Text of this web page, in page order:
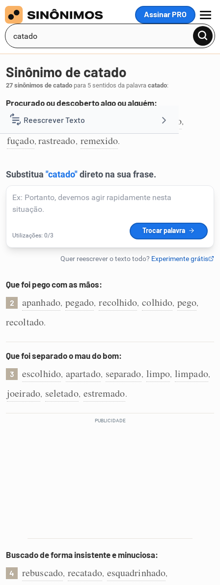
Assinar PRO
MENU
Reescrever Texto
Resumir Texto
Corrigir Texto
Detector de IA
Humanizador de IA
Cata-letras
Conexões
Caça-palavras
Dicionário
Sinônimo de catado
27 sinônimos de catado para 5 sentidos da palavra catado:
Procurado ou descoberto algo ou alguém:
1 buscado,descoberto procurado,
fuçado, rastreado, remexido.
Que foi pego com as mãos:
2 apanhado, pegado, recolhido, colhido, pego,
recoltado.
Que foi separado o mau do bom:
3 escolhido, apartado, separado, limpo, limpado,
joeirado, seletado, estremado.
Buscado de forma insistente e minuciosa:
4 rebuscado, recatado, esquadrinhado,